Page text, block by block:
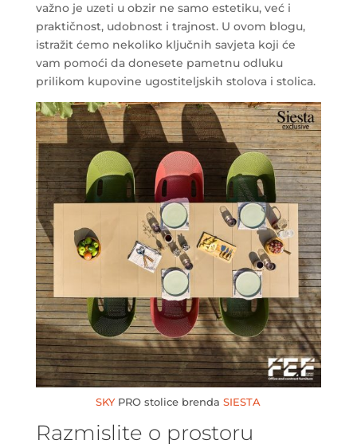
važno je uzeti u obzir ne samo estetiku, već i
praktičnost, udobnost i trajnost. U ovom blogu,
istražit ćemo nekoliko ključnih savjeta koji će
vam pomoći da donesete pametnu odluku
prilikom kupovine ugostiteljskih stolova i stolica.
SKYPRO stolice brendaSIESTA
Razmislite o prostoru